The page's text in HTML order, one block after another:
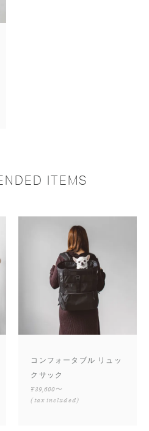
ITEMS
コンフォータブル リュッ
クサック
¥39,600〜
(tax included)